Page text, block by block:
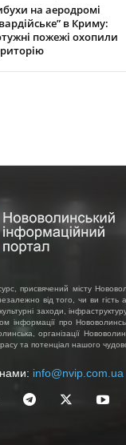
на аеродромі
в Криму:
пожежі охопили
присвячений місту
від того, чи ви
культурні заходи,
про
організації
та потенціал нашого
info@nvip.com.ua